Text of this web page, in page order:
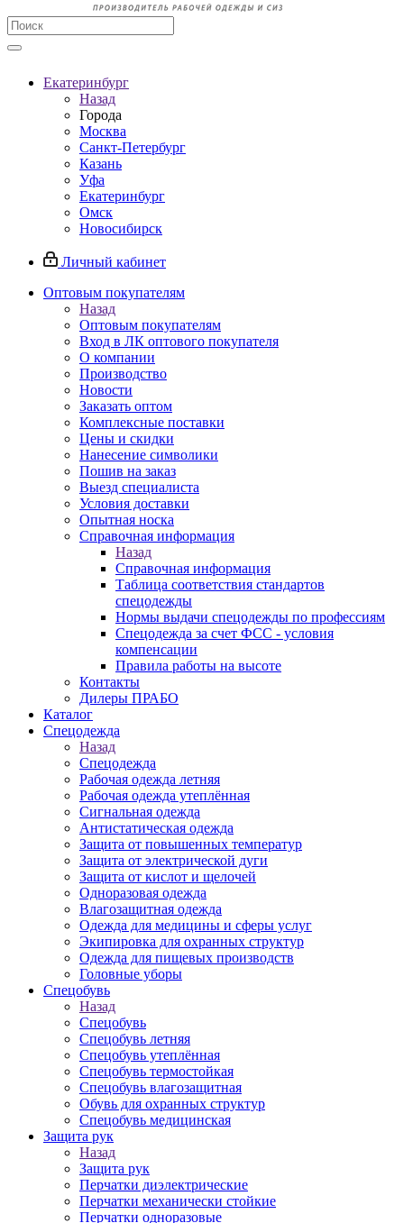
Екатеринбург
Назад
Города
Москва
Санкт-Петербург
Казань
Уфа
Екатеринбург
Омск
Новосибирск
Личный кабинет
Оптовым покупателям
Назад
Оптовым покупателям
Вход в ЛК оптового покупателя
О компании
Производство
Новости
Заказать оптом
Комплексные поставки
Цены и скидки
Нанесение символики
Пошив на заказ
Выезд специалиста
Условия доставки
Опытная носка
Справочная информация
Назад
Справочная информация
Таблица соответствия стандартов
спецодежды
Нормы выдачи спецодежды по профессиям
Спецодежда за счет ФСС - условия
компенсации
Правила работы на высоте
Контакты
Дилеры ПРАБО
Каталог
Спецодежда
Назад
Спецодежда
Рабочая одежда летняя
Рабочая одежда утеплённая
Сигнальная одежда
Антистатическая одежда
Защита от повышенных температур
Защита от электрической дуги
Защита от кислот и щелочей
Одноразовая одежда
Влагозащитная одежда
Одежда для медицины и сферы услуг
Экипировка для охранных структур
Одежда для пищевых производств
Головные уборы
Спецобувь
Назад
Спецобувь
Спецобувь летняя
Спецобувь утеплённая
Спецобувь термостойкая
Спецобувь влагозащитная
Обувь для охранных структур
Спецобувь медицинская
Защита рук
Назад
Защита рук
Перчатки диэлектрические
Перчатки механически стойкие
Перчатки одноразовые